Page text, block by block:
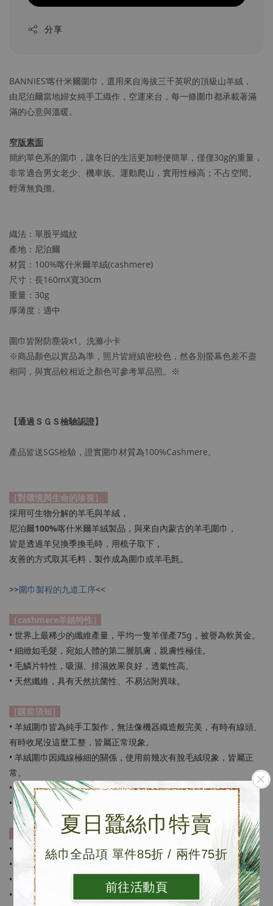
夏日蠶絲巾特賣
絲巾全品項 單件85折 / 兩件75折
前往活動頁
分享
BANNIES’喀什米爾圍巾，選用來自海拔三千英呎的頂級山羊絨，
由尼泊爾當地婦女純手工織作，空運來台，每一條圍巾都承載著滿
滿的心意與溫暖。
窄版素面
簡約單色系的圍巾，讓冬日的生活更加輕便簡單，僅僅30g的重量，
非常適合男女老少、機車族、運動爬山，實用性極高；不占空間、
輕薄無負擔。
織法：單股平織紋
產地：尼泊爾
材質：100%喀什米爾羊絨(cashmere)
尺寸：長160mX寬30cm
重量：30g
厚薄度：適中
圍巾皆附防塵袋x1、洗滌小卡
※商品顏色以實品為準，照片皆經縝密校色，然各別螢幕色差不盡
相同，與實品較相近之顏色可參考單品照。※
【通過ＳＧＳ檢驗認證】
產品皆送SGS檢驗，證實圍巾材質為100%Cashmere。
［對環境與生命的珍視］
採用可生物分解的羊毛與羊絨，
尼泊爾100%喀什米爾羊絨製品，與來自內蒙古的羊毛圍巾，
皆是透過羊兒換季換毛時，用梳子取下，
友善的方式取其毛料，製作成為圍巾或羊毛氈。
>>圍巾製程的九道工序<<
［cashmere羊絨特性］
• 世界上最稀少的纖維產量，平均一隻羊僅產75g，被譽為軟黃金。
• 細緻如毛髮，宛如人體的第二層肌膚，親膚性極佳。
• 毛鱗片特性，吸濕、排濕效果良好，透氣性高。
• 天然纖維，具有天然抗菌性、不易沾附異味。
［購前須知］
• 羊絨圍巾皆為純手工製作，無法像機器織造般完美，有時有線頭、
有時收尾沒這麼工整，皆屬正常現象。
• 羊絨圍巾因織線極細的關係，使用前幾次有脫毛絨現象，皆屬正
常。
• 每條圍巾皆為個別手工染色，每條顏色皆有些微色差。
• 網路鑑賞期7天，但並非試用期，退換貨請保持包裝及產品完整。
［保存方法］
• 建議乾洗，羊絨為動物纖維，不易吸附氣味。
• 避免不必要的外來物摩擦。
• 使用前期，應避免搭配深色上衣，以避免羊絨沾黏。
• 請遠離魔鬼氈。